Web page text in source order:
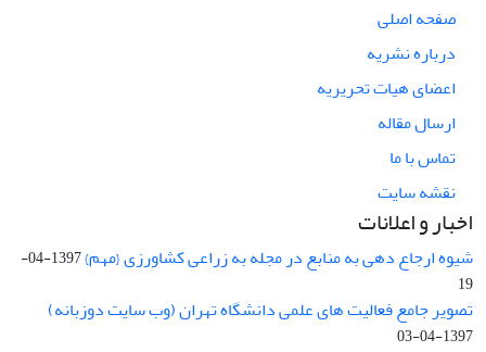
صفحه اصلی
درباره نشریه
اعضای هیات تحریریه
ارسال مقاله
تماس با ما
نقشه سایت
اخبار و اعلانات
شیوه ارجاع دهی به منابع در مجله به زراعی کشاورزی {مهم}
1397-04-
19
تصویر جامع فعالیت های علمی دانشگاه تهران (وب سایت دوزبانه)
1397-04-03